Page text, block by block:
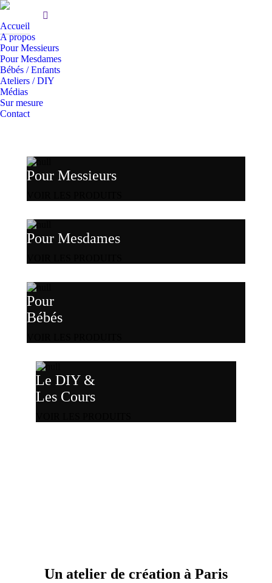
Accueil
A propos
Pour Messieurs
Pour Mesdames
Bébés / Enfants
Ateliers / DIY
Médias
Sur mesure
Contact
Pour Messieurs
Pour Mesdames
Pour
Bébés
Le DIY &
Les Cours
Un atelier de création à Paris